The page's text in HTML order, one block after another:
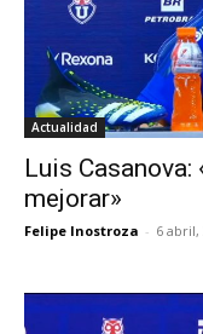
Actualidad
Luis
mejorar»
Felipe Inostroza - 6 abril,